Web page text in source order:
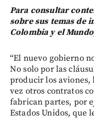
Para consultar
sobre sus temas de
Colombia y el
“El nuevo gobierno
No solo por las
producir los aviones,
vez otros contratos
fabrican partes, por
Estados Unidos, que